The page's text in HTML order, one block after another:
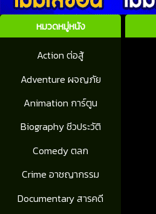
หมวดหมู่หนัง
Action ต่อสู้
Adventure ผจญภัย
Animation การ์ตูน
Biography ชีวประวัติ
Comedy ตลก
Crime อาชญากรรม
Documentary สารคดี